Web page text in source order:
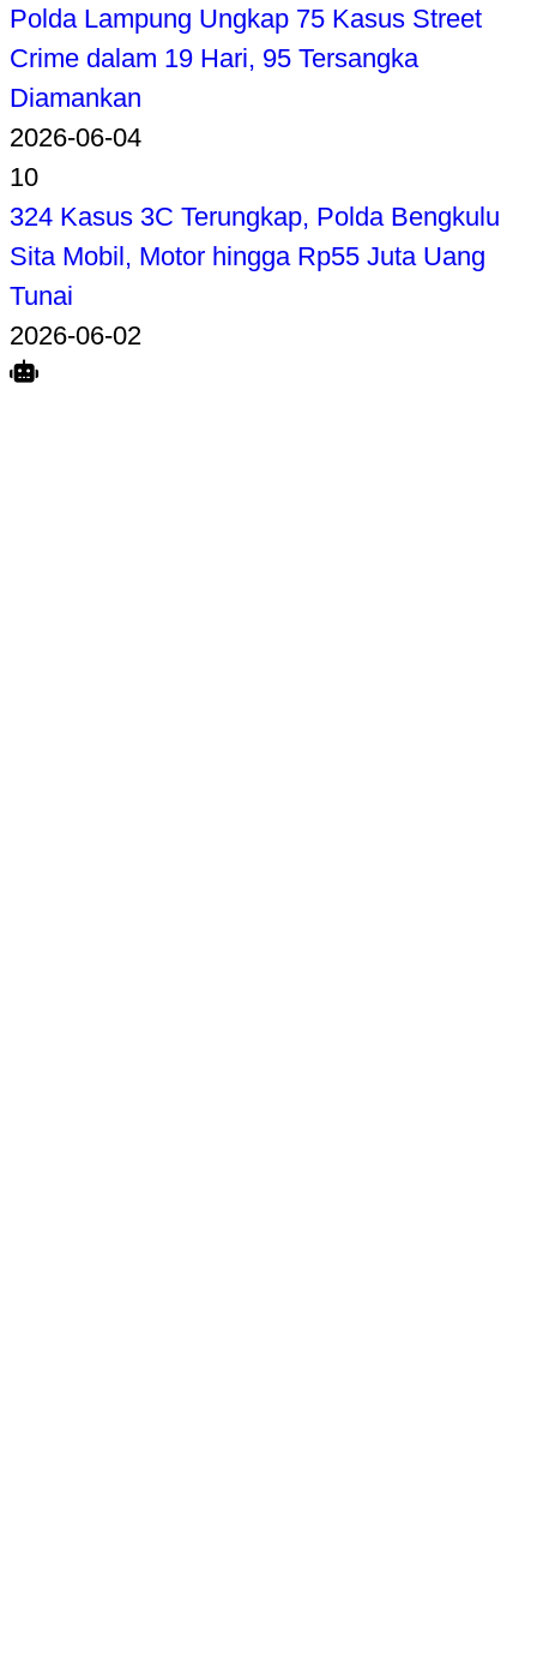
Polda Lampung Ungkap 75 Kasus Street
Crime dalam 19 Hari, 95 Tersangka
Diamankan
2026-06-04
10
324 Kasus 3C Terungkap, Polda Bengkulu
Sita Mobil, Motor hingga Rp55 Juta Uang
Tunai
2026-06-02